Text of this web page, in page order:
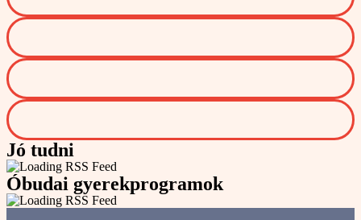
Jó tudni
Óbudai gyerekprogramok